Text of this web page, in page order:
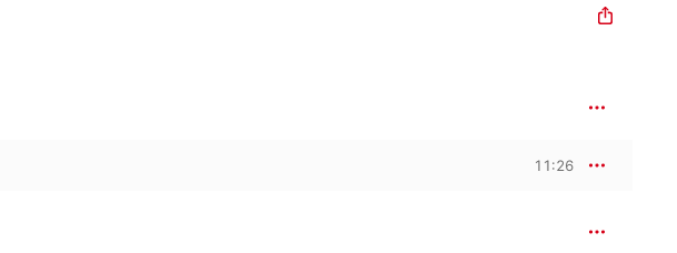
11:26